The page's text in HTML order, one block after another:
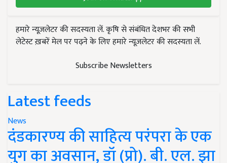
हमारे न्यूज़लेटर की सदस्यता लें. कृषि से संबंधित देशभर की सभी
लेटेस्ट ख़बरें मेल पर पढ़ने के लिए हमारे न्यूज़लेटर की सदस्यता लें.
Subscribe Newsletters
Latest feeds
News
दंडकारण्य की साहित्य परंपरा के एक
युग का अवसान, डॉ (प्रो). बी. एल. झा